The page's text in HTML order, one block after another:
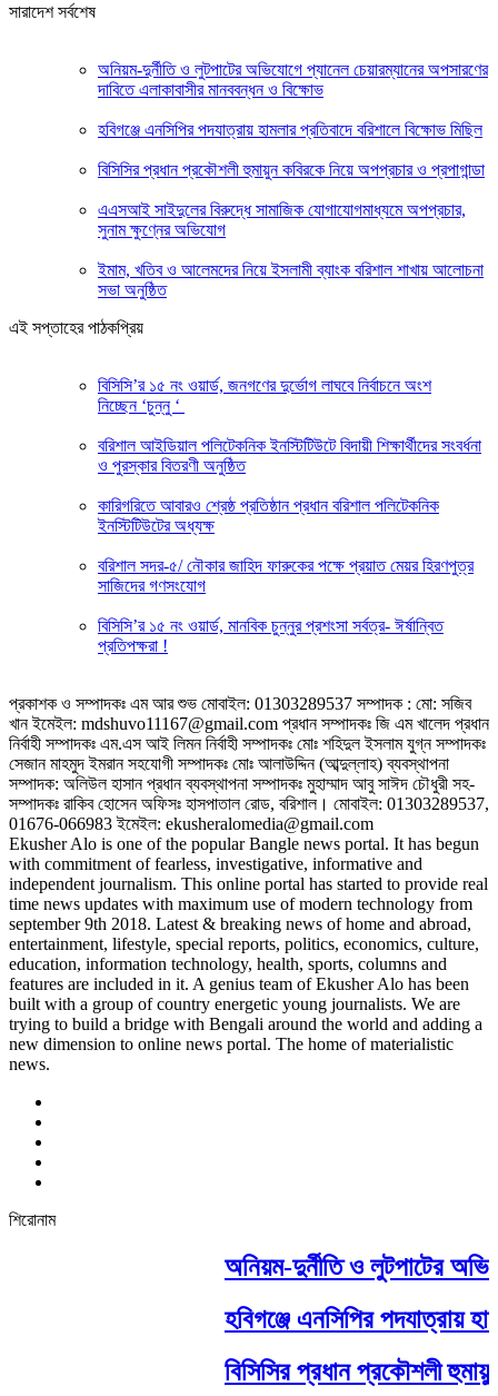
সারাদেশ সর্বশেষ
অনিয়ম-দুর্নীতি ও লুটপাটের অভিযোগে প্যানেল চেয়ারম্যানের অপসারণের
দাবিতে এলাকাবাসীর মানববন্ধন ও বিক্ষোভ
হবিগঞ্জে এনসিপির পদযাত্রায় হামলার প্রতিবাদে বরিশালে বিক্ষোভ মিছিল
বিসিসির প্রধান প্রকৌশলী হুমায়ুন কবিরকে নিয়ে অপপ্রচার ও প্রপাগান্ডা
এএসআই সাইদুলের বিরুদ্ধে সামাজিক যোগাযোগমাধ্যমে অপপ্রচার,
সুনাম ক্ষুণ্নের অভিযোগ
ইমাম, খতিব ও আলেমদের নিয়ে ইসলামী ব্যাংক বরিশাল শাখায় আলোচনা
সভা অনুষ্ঠিত
এই সপ্তাহের পাঠকপ্রিয়
বিসিসি’র ১৫ নং ওয়ার্ড, জনগণের দুর্ভোগ লাঘবে নির্বাচনে অংশ
নিচ্ছেন ‘চুন্নু ‘
বরিশাল আইডিয়াল পলিটেকনিক ইনস্টিটিউটে বিদায়ী শিক্ষার্থীদের সংবর্ধনা
ও পুরস্কার বিতরণী অনুষ্ঠিত
কারিগরিতে আবারও শ্রেষ্ঠ প্রতিষ্ঠান প্রধান বরিশাল পলিটেকনিক
ইনস্টিটিউটের অধ্যক্ষ
বরিশাল সদর-৫/ নৌকার জাহিদ ফারুকের পক্ষে প্র‍য়াত মেয়র হিরণপুত্র
সাজিদের গণসংযোগ
বিসিসি’র ১৫ নং ওয়ার্ড, মানবিক চুন্নুর প্রশংসা সর্বত্র- ঈর্ষান্বিত
প্রতিপক্ষরা !
প্রকাশক ও সম্পাদকঃ এম আর শুভ মোবাইল: 01303289537 সম্পাদক : মো: সজিব
খান ইমেইল: mdshuvo11167@gmail.com প্রধান সম্পাদকঃ জি এম খালেদ প্রধান
নির্বাহী সম্পাদকঃ এম.এস আই লিমন নির্বাহী সম্পাদকঃ মোঃ শহিদুল ইসলাম যুগ্ন সম্পাদকঃ
সেজান মাহমুদ ইমরান সহযোগী সম্পাদকঃ মোঃ আলাউদ্দিন (আব্দুল্লাহ) ব্যবস্থাপনা
সম্পাদক: অলিউল হাসান প্রধান ব্যবস্থাপনা সম্পাদকঃ মুহাম্মাদ আবু সাঈদ চৌধুরী সহ-
সম্পাদকঃ রাকিব হোসেন অফিসঃ হাসপাতাল রোড, বরিশাল। মোবাইল: 01303289537,
01676-066983 ইমেইল: ekusheralomedia@gmail.com
Ekusher Alo is one of the popular Bangle news portal. It has begun
with commitment of fearless, investigative, informative and
independent journalism. This online portal has started to provide real
time news updates with maximum use of modern technology from
september 9th 2018. Latest & breaking news of home and abroad,
entertainment, lifestyle, special reports, politics, economics, culture,
education, information technology, health, sports, columns and
features are included in it. A genius team of Ekusher Alo has been
built with a group of country energetic young journalists. We are
trying to build a bridge with Bengali around the world and adding a
new dimension to online news portal. The home of materialistic
news.
শিরোনাম
অনিয়ম-দুর্নীতি ও লুটপাটের
হবিগঞ্জে এনসিপির পদযাত্রায়
বিসিসির প্রধান প্রকৌশলী